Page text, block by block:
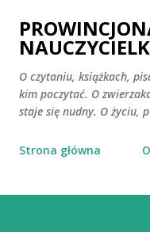
Przejdź
O czytaniu, książkach,
kim poczytać. O
staje się nudny. O życiu,
Strona główna